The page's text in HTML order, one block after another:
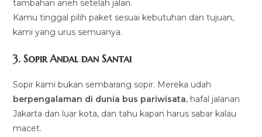
tambahan aneh setelah jalan.
Kamu tinggal pilih paket sesuai kebutuhan dan tujuan,
kami yang urus semuanya.
3. Sopir Andal dan Santai
Sopir kami bukan sembarang sopir. Mereka udah
berpengalaman di dunia bus pariwisata, hafal jalanan
Jakarta dan luar kota, dan tahu kapan harus sabar kalau
macet.